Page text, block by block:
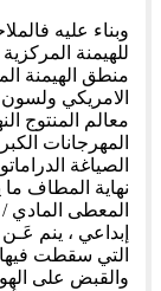
وبناء عليه
للهيمنة
منطق الهيمنة
الامريكي
معالم المنتوج
المهرجانات
الصياغة
نهاية المطاف
المعطى المادي
إبداعي ، ينم عَـن
التي سقطت
والقبض على